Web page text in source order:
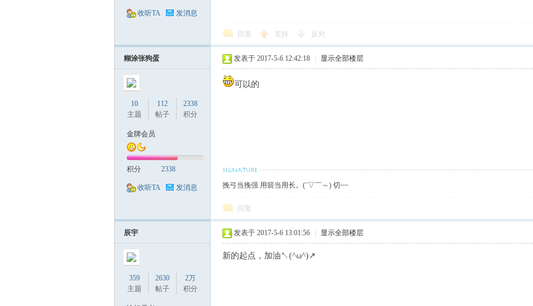
收听TA 发消息
回复 支持 反对
糊涂张狗蛋
10
主题
112
帖子
2338
积分
金牌会员
积分 2338
收听TA 发消息
发表于 2017-5-6 12:42:18 显示全部楼层
可以的
挽弓当挽强 用箭当用长。(ˉ▽￣～) 切~~
回复
辰宇
359
主题
2630
帖子
2万
积分
发表于 2017-5-6 13:01:56 显示全部楼层
新的起点，加油↖(^ω^)↗